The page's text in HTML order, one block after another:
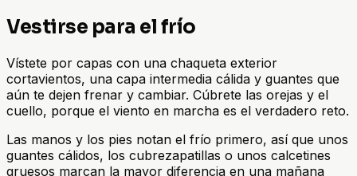
Vestirse para el frío
Vístete por capas con una chaqueta exterior
cortavientos, una capa intermedia cálida y guantes que
aún te dejen frenar y cambiar. Cúbrete las orejas y el
cuello, porque el viento en marcha es el verdadero reto.
Las manos y los pies notan el frío primero, así que unos
guantes cálidos, los cubrezapatillas o unos calcetines
gruesos marcan la mayor diferencia en una mañana